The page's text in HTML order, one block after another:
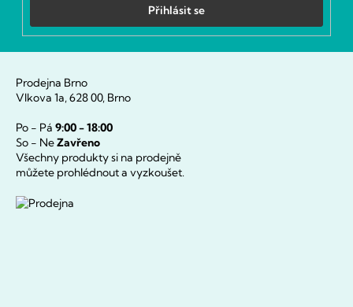
Přihlásit se
Prodejna Brno
Vlkova 1a, 628 00, Brno
Po - Pá 9:00 - 18:00
So - NeZavřeno
Všechny produkty si na prodejně
můžete prohlédnout a vyzkoušet.